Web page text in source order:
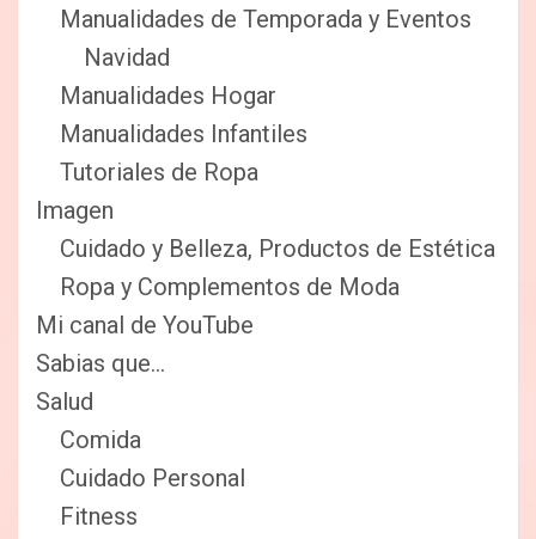
Manualidades de Temporada y Eventos
Navidad
Manualidades Hogar
Manualidades Infantiles
Tutoriales de Ropa
Imagen
Cuidado y Belleza, Productos de Estética
Ropa y Complementos de Moda
Mi canal de YouTube
Sabias que…
Salud
Comida
Cuidado Personal
Fitness